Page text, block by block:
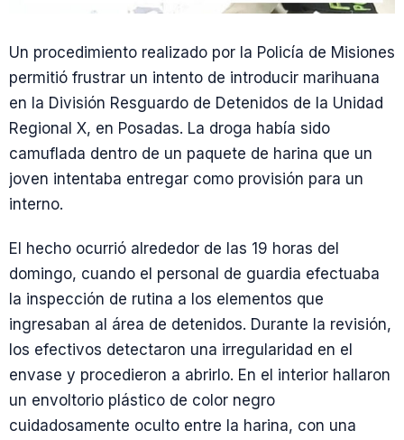
Un procedimiento realizado por la Policía de Misiones
permitió frustrar un intento de introducir marihuana
en la División Resguardo de Detenidos de la Unidad
Regional X, en Posadas. La droga había sido
camuflada dentro de un paquete de harina que un
joven intentaba entregar como provisión para un
interno.
El hecho ocurrió alrededor de las 19 horas del
domingo, cuando el personal de guardia efectuaba
la inspección de rutina a los elementos que
ingresaban al área de detenidos. Durante la revisión,
los efectivos detectaron una irregularidad en el
envase y procedieron a abrirlo. En el interior hallaron
un envoltorio plástico de color negro
cuidadosamente oculto entre la harina, con una